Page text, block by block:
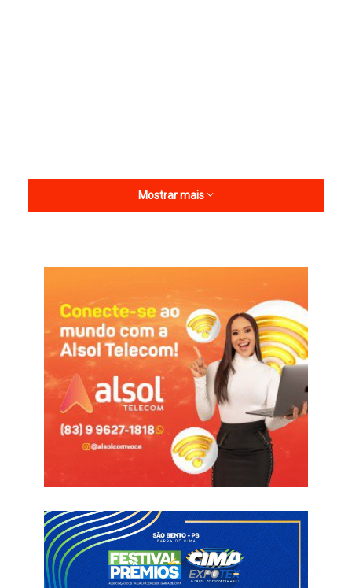
Até o fim da manhã, o clube alvinegro já havia vendido 13 mil
ingressos para o jogo, garantindo o recorde de público do
Campeonato Paraibano, superando o maior público do ano
passado, que foi de 12.241 torcedores na final entre Botafogo-
PB e Sousa.
A decisão de 2025 ainda quebrou a marca de público registrada
pela torcida do Flamengo no duelo pela Taça Guanabara, que
reuniu 16.428 torcedores no Almeidão em 2024, na partida
Com a bola rolando, o campeão foi o Dinossauro, que apesar
de sofrer o empate no primeiro tempo, pressionou o time
Mostrar mais